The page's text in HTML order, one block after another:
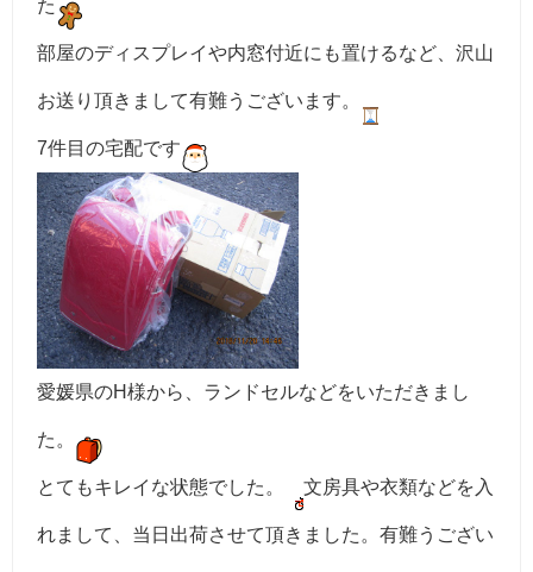
た
部屋のディスプレイや内窓付近にも置けるなど、沢山
お送り頂きまして有難うございます。
7件目の宅配です
愛媛県のH様から、ランドセルなどをいただきまし
た。
とてもキレイな状態でした。 文房具や衣類などを入
れまして、当日出荷させて頂きました。有難うござい